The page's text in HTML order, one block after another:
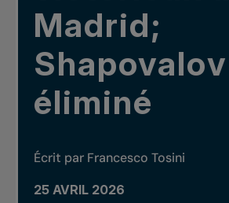
Madrid;
Shapovalov
éliminé
Écrit par Francesco Tosini
25 AVRIL 2026